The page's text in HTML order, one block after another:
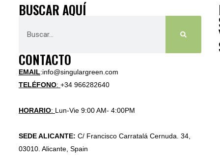
BUSCAR AQUÍ
CONTACTO
EMAIL:info@singulargreen.com
TELÉFONO: +34 966282640
HORARIO: Lun-Vie 9:00 AM- 4:00PM
SEDE ALICANTE: C/ Francisco Carratalá Cernuda. 34,
03010. Alicante, Spain